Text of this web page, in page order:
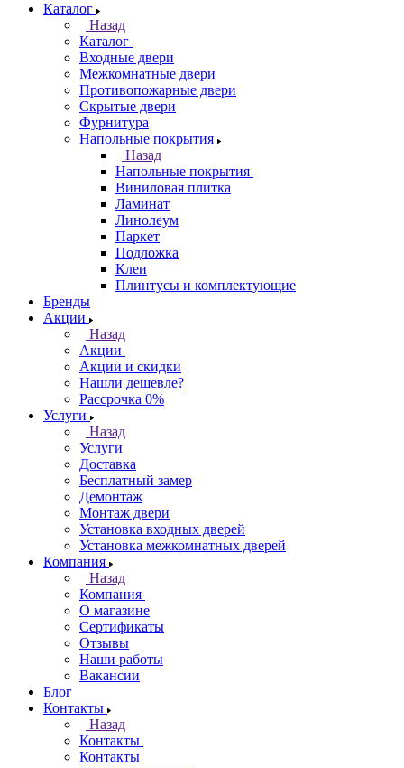
Каталог
Назад
Каталог
Входные двери
Межкомнатные двери
Противопожарные двери
Скрытые двери
Фурнитура
Напольные покрытия
Назад
Напольные покрытия
Виниловая плитка
Ламинат
Линолеум
Паркет
Подложка
Клеи
Плинтусы и комплектующие
Бренды
Акции
Назад
Акции
Акции и скидки
Нашли дешевле?
Рассрочка 0%
Услуги
Назад
Услуги
Доставка
Бесплатный замер
Демонтаж
Монтаж двери
Установка входных дверей
Установка межкомнатных дверей
Компания
Назад
Компания
О магазине
Сертификаты
Отзывы
Наши работы
Вакансии
Блог
Контакты
Назад
Контакты
Контакты